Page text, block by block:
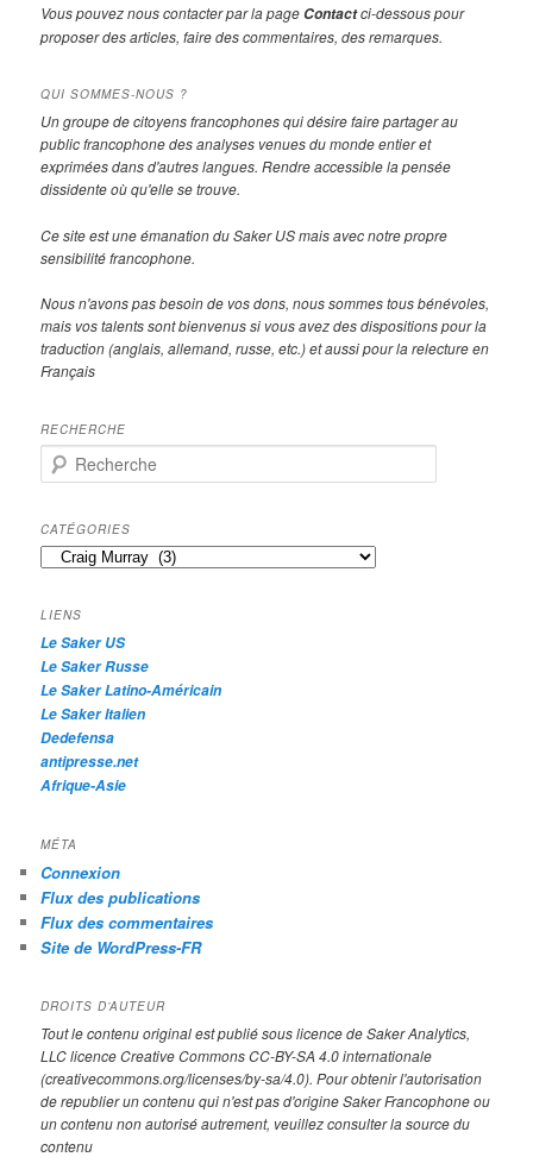
Vous pouvez nous contacter par la page Contactci-dessous pour
proposer des articles, faire des commentaires, des remarques.
QUI SOMMES-NOUS ?
Un groupe de citoyens francophones qui désire faire partager au
public francophone des analyses venues du monde entier et
exprimées dans d'autres langues. Rendre accessible la pensée
dissidente où qu'elle se trouve.
Ce site est une émanation du Saker US mais avec notre propre
sensibilité francophone.
Nous n'avons pas besoin de vos dons, nous sommes tous bénévoles,
mais vos talents sont bienvenus si vous avez des dispositions pour la
traduction (anglais, allemand, russe, etc.) et aussi pour la relecture en
Français
RECHERCHE
e
h
e
r
h
e
CATÉGORIES
Catégories
LIENS
Le Saker US
Le Saker Russe
Le Saker Latino-Américain
Le Saker Italien
Dedefensa
antipresse.net
Afrique-Asie
MÉTA
Connexion
Flux des publications
Flux des commentaires
Site de WordPress-FR
DROITS D’AUTEUR
Tout le contenu original est publié sous licence de Saker Analytics,
LLC licence Creative Commons CC-BY-SA 4.0 internationale
(creativecommons.org/licenses/by-sa/4.0). Pour obtenir l'autorisation
de republier un contenu qui n'est pas d'origine Saker Francophone ou
un contenu non autorisé autrement, veuillez consulter la source du
contenu